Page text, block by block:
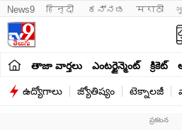
News9 हिन्दी ಕನ್ನಡ मराठी
తాజా వార్తలు ఎంటర్టైన్మెంట్ క్రికెట్
ఉద్యోగాలు జ్యోతిష్యం టెక్నాలజీ